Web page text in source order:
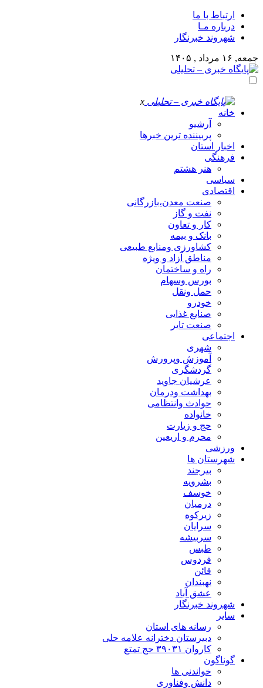
ارتباط با ما
درباره مـا
شهروند خبرنگار
جمعه, ۱۶ مرداد , ۱۴۰۵
x
خانه
آرشیو
پربیننده ترین خبرها
اخبار استان
فرهنگی
هنر هشتم
سیاسی
اقتصادی
صنعت معدن،بازرگانی
نفت و گاز
کار و تعاون
بانک و بیمه
کشاورزی ومنابع طبیعی
مناطق آزاد و ویژه
راه و ساختمان
بورس وسهام
حمل ونقل
خودرو
صنایع غذایی
صنعت تایر
اجتماعی
شهری
آموزش وپرورش
گردشگری
عرشیان جاوید
بهداشت ودرمان
حوادث وانتظامی
خانواده
حج و زیارت
محرم و اریعین
ورزشی
شهرستان ها
بیرجند
بشرویه
خوسف
درمیان
زیرکوه
سرایان
سربیشه
طبس
فردوس
قائن
نهبندان
عشق آباد
شهروند خبرنگار
سایر
رسانه های استان
دبیرستان دخترانه علامه حلی
کاروان ۳۹۰۳۱ حج تمتع
گوناگون
خواندنی ها
دانش وفناوری